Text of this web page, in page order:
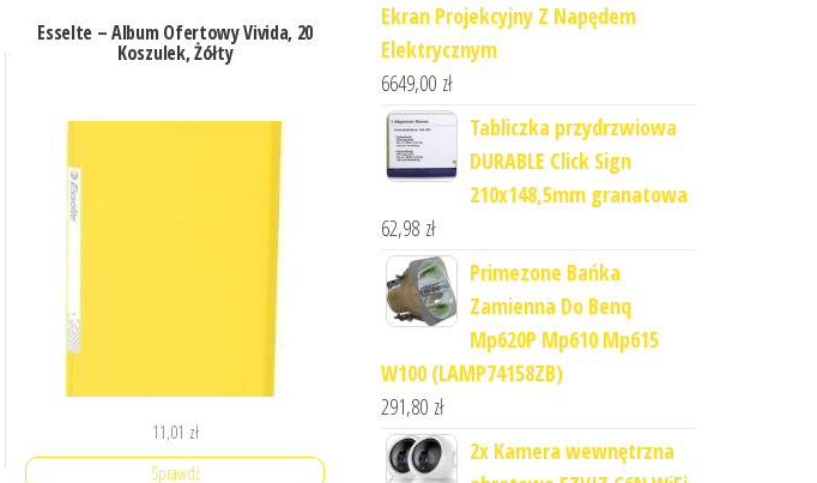
Esselte – Album Ofertowy Vivida, 20
Koszulek, Żółty
11,01 zł
Sprawdź
Ekran Projekcyjny Z Napędem
Elektrycznym
6649,00 zł
Tabliczka przydrzwiowa
DURABLE Click Sign
210x148,5mm granatowa
62,98 zł
Primezone Bańka
Zamienna Do Benq
Mp620P Mp610 Mp615
W100 (LAMP74158ZB)
291,80 zł
2x Kamera wewnętrzna